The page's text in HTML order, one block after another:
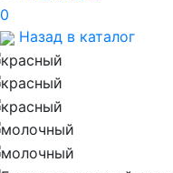
0
Назад в каталог